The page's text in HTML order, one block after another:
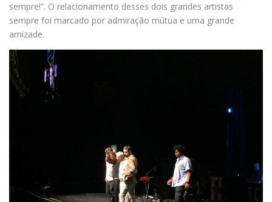
sempre!”. O relacionamento desses dois grandes artistas
sempre foi marcado por admiração mútua e uma grande
amizade.